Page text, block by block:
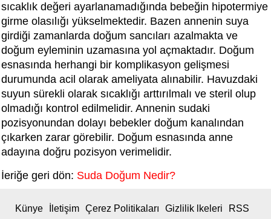
sıcaklık değeri ayarlanamadığında bebeğin hipotermiye
girme olasılığı yükselmektedir. Bazen annenin suya
girdiği zamanlarda doğum sancıları azalmakta ve
doğum eyleminin uzamasına yol açmaktadır. Doğum
esnasında herhangi bir komplikasyon gelişmesi
durumunda acil olarak ameliyata alınabilir. Havuzdaki
suyun sürekli olarak sıcaklığı arttırılmalı ve steril olup
olmadığı kontrol edilmelidir. Annenin sudaki
pozisyonundan dolayı bebekler doğum kanalından
çıkarken zarar görebilir. Doğum esnasında anne
adayına doğru pozisyon verimelidir.
İeriğe geri dön: Suda Doğum Nedir?
Künye İletişim Çerez Politikaları Gizlilik lkeleri RSS